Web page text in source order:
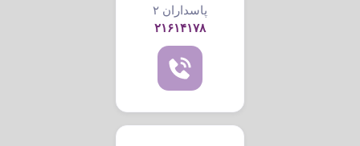
پاسداران ۲
۲۱۶۱۴۱۷۸